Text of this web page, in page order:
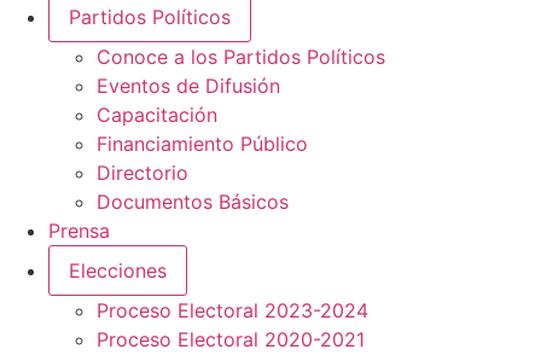
Partidos Políticos
Conoce a los Partidos Políticos
Eventos de Difusión
Capacitación
Financiamiento Público
Directorio
Documentos Básicos
Prensa
Elecciones
Proceso Electoral 2023-2024
Proceso Electoral 2020-2021